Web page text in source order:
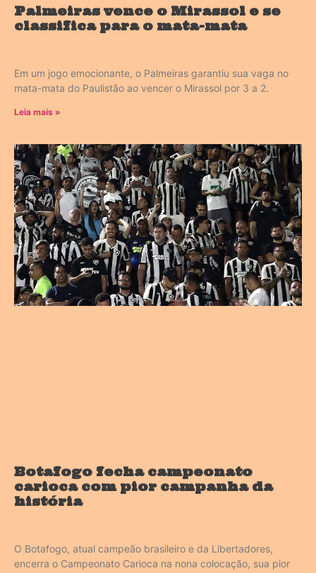
Palmeiras vence o Mirassol e se
classifica para o mata-mata
Em um jogo emocionante, o Palmeiras garantiu sua vaga no
mata-mata do Paulistão ao vencer o Mirassol por 3 a 2.
Leia mais »
Botafogo fecha campeonato
carioca com pior campanha da
história
O Botafogo, atual campeão brasileiro e da Libertadores,
encerra o Campeonato Carioca na nona colocação, sua pior